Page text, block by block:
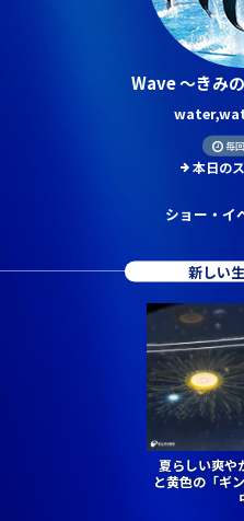
Wave ～きみ
毎
本日の
ショー・イ
新しい
夏らしい爽や
と黄色の「ギ